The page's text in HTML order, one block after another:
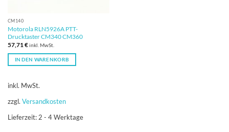
CM140
Motorola RLN5926A PTT-
Drucktaster CM340 CM360
57,71 €inkl. MwSt.
IN DEN WARENKORB
inkl. MwSt.
zzgl. Versandkosten
Lieferzeit:2 - 4 Werktage